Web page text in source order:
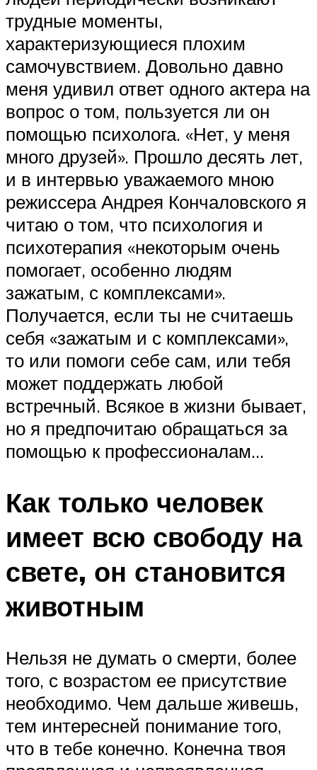
трудные моменты,
характеризующиеся плохим
самочувствием. Довольно давно
меня удивил ответ одного актера на
вопрос о том, пользуется ли он
помощью психолога. «Нет, у меня
много друзей». Прошло десять лет,
и в интервью уважаемого мною
режиссера Андрея Кончаловского я
читаю о том, что психология и
психотерапия «некоторым очень
помогает, особенно людям
зажатым, с комплексами».
Получается, если ты не считаешь
себя «зажатым и с комплексами»,
то или помоги себе сам, или тебя
может поддержать любой
встречный. Всякое в жизни бывает,
но я предпочитаю обращаться за
помощью к профессионалам…
Как только человек
имеет всю свободу на
свете, он становится
животным
Нельзя не думать о смерти, более
того, с возрастом ее присутствие
необходимо. Чем дальше живешь,
тем интересней понимание того,
что в тебе конечно. Конечна твоя